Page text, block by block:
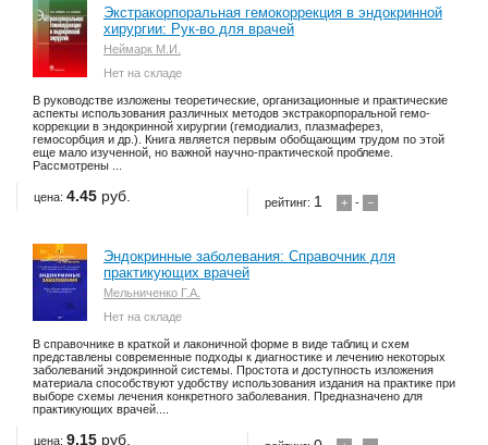
Экстракорпоральная гемокоррекция в эндокринной
хирургии: Рук-во для врачей
Неймарк М.И.
Нет на складе
В руководстве изложены теоретические, организационные и практические
аспекты использования различных методов экстракорпоральной гемо-
коррекции в эндокринной хирургии (гемодиализ, плазмаферез,
гемосорбция и др.). Книга является первым обобщающим трудом по этой
еще мало изученной, но важной научно-практической проблеме.
Рассмотрены ...
рейтинг: 1 + - −
цена: 4.45 руб.
Эндокринные заболевания: Справочник для
практикующих врачей
Мельниченко Г.А.
Нет на складе
В справочнике в краткой и лаконичной форме в виде таблиц и схем
представлены современные подходы к диагностике и лечению некоторых
заболеваний эндокринной системы. Простота и доступность изложения
материала способствуют удобству использования издания на практике при
выборе схемы лечения конкретного заболевания. Предназначено для
практикующих врачей....
цена: 9.15 руб.